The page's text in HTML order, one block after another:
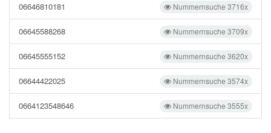
Nummernsuche 3716x
06646810181
Nummernsuche 3709x
06645588268
Nummernsuche 3620x
06645555152
Nummernsuche 3574x
06644422025
Nummernsuche 3555x
0664123548646